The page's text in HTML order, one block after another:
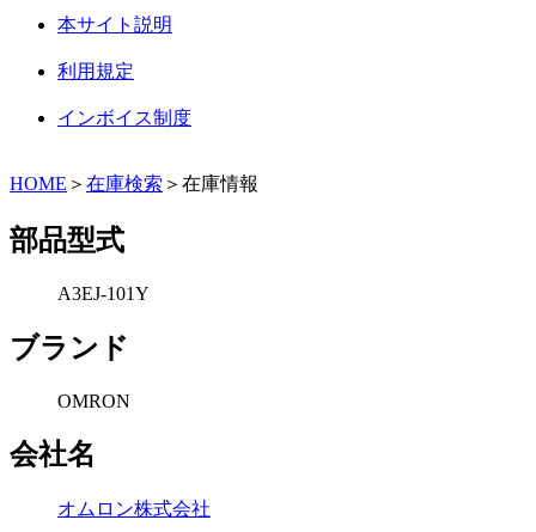
本サイト説明
利用規定
インボイス制度
HOME ＞ 在庫検索 ＞在庫情報
部品型式
A3EJ-101Y
ブランド
OMRON
会社名
オムロン株式会社